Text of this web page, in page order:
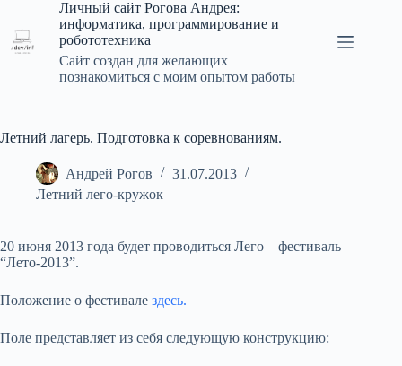
сути
Личный сайт Рогова Андрея:
информатика, программирование и
робототехника
Сайт создан для желающих
познакомиться с моим опытом работы
Летний лагерь. Подготовка к соревнованиям.
Андрей Рогов
31.07.2013
Летний лего-кружок
20 июня 2013 года будет проводиться Лего – фестиваль
“Лето-2013”.
Положение о фестивале здесь.
Поле представляет из себя следующую конструкцию: